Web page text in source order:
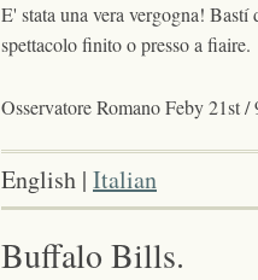
E' stata una vera vergogna!
spettacolo finito o presso a fiaire.
Osservatore Romano Feby 21st /
English | Italian
Buffalo Bills.